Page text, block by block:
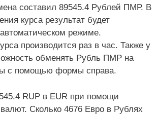
составил 89545.4 Рублей ПМР. В
курса результат будет
режиме.
производится раз в час. Также у
обменять Рубль ПМР на
с помощью формы справа.
RUP в EUR при помощи
валют. Сколько 4676 Евро в Рублях